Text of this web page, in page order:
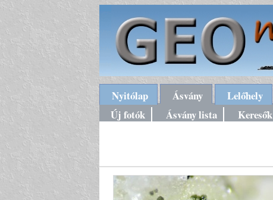
Nyitólap Ásvány Lelőhely
Új fotók
Ásvány lista Keresők